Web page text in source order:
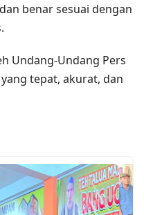
benar sesuai dengan
Undang-Undang Pers
tepat, akurat, dan